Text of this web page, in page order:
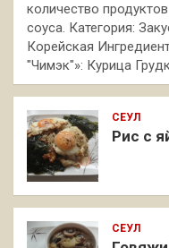
количество
соуса. Категория:
Корейская
"Чимэк"»: Курица
СЕУЛ
Рис с
СЕУЛ